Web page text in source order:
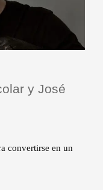
y José
convertirse en un